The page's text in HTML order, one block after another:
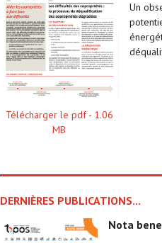
Télécharger le pdf - 1.06
MB
Un
DERNIÈRES PUBLICATIONS...
nota